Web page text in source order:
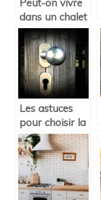
Peut-on vivre
dans un chalet
en bois toute
l’annee ?
Les astuces
pour choisir la
serrure de sa
maison